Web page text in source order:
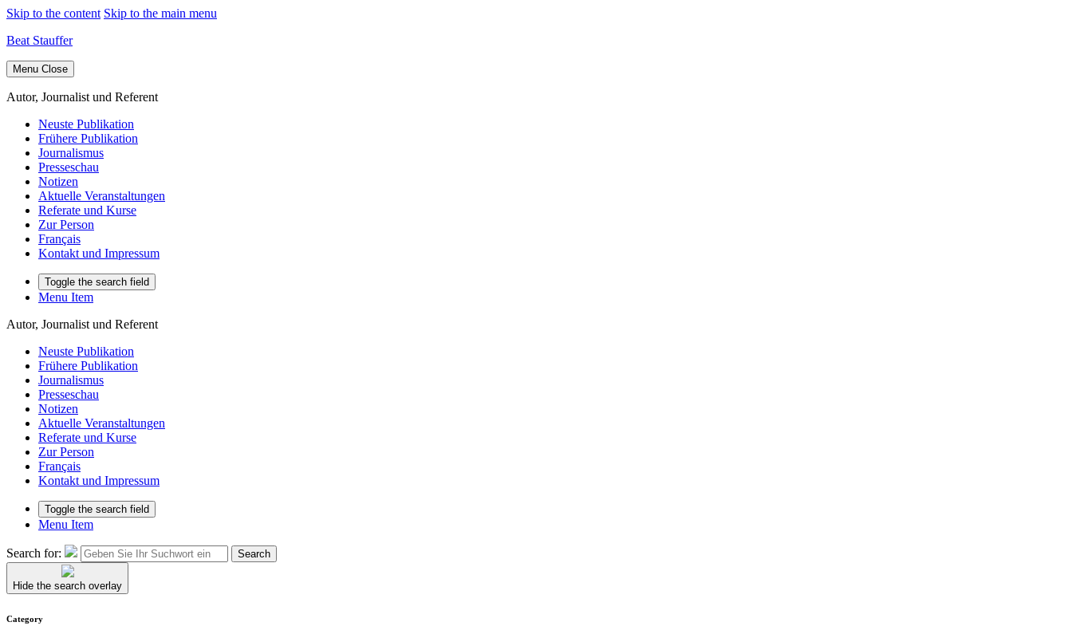
Skip to the content Skip to the main menu
Beat Stauffer
Menu Close
Autor, Journalist und Referent
Neuste Publikation
Frühere Publikation
Journalismus
Presseschau
Notizen
Aktuelle Veranstaltungen
Referate und Kurse
Zur Person
Français
Kontakt und Impressum
Toggle the search field
Menu Item
Autor, Journalist und Referent
Neuste Publikation
Frühere Publikation
Journalismus
Presseschau
Notizen
Aktuelle Veranstaltungen
Referate und Kurse
Zur Person
Français
Kontakt und Impressum
Toggle the search field
Menu Item
Search for: Search
Hide the search overlay
Category